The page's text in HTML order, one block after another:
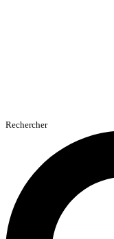
Rechercher